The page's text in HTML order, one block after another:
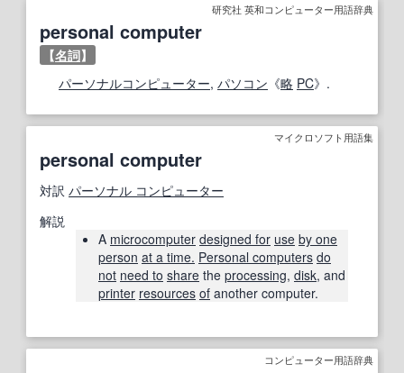
研究社 英和コンピューター用語辞典
personal computer
【名詞】
パーソナルコンピューター, パソコン 《略 PC》.
マイクロソフト用語集
personal computer
対訳 パーソナル コンピューター
解説
A microcomputer designed for use by one
person at a time. Personal computers do
not need to share the processing, disk, and
printer resources of another computer.
コンピューター用語辞典